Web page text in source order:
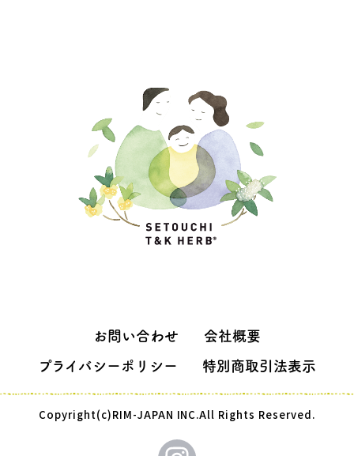
お問い合わせ 会社概要
プライバシーポリシー 特別商取引法表示
Copyright(c)RIM-JAPAN INC.All Rights Reserved.